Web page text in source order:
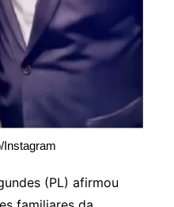
Instagram
(PL) afirmou